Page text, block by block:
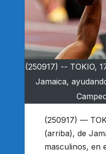
(250917) -- TOKIO,
Jamaica,
(250917) —
(arriba), de
masculinos, en